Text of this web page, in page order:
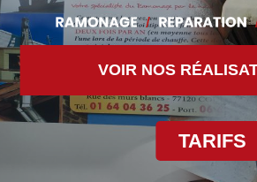
VOIR NOS
TARIFS